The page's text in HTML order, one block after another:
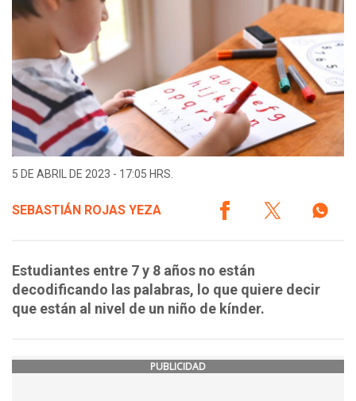
5 DE ABRIL DE 2023 - 17:05 HRS.
SEBASTIÁN ROJAS YEZA
Estudiantes entre 7 y 8 años no están
decodificando las palabras, lo que quiere decir
que están al nivel de un niño de kínder.
PUBLICIDAD